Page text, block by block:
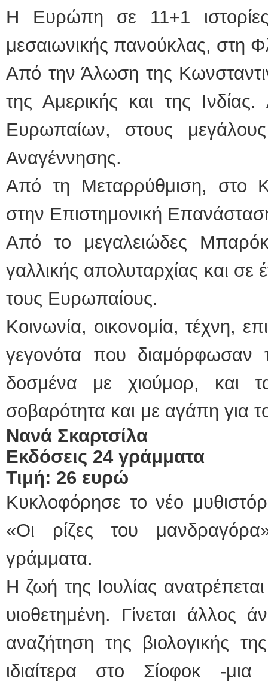
Η Ευρώπη σε 11+1
μεσαιωνικής πανούκλας, στη
Από την Άλωση της
της Αμερικής και της
Ευρωπαίων, στους
Αναγέννησης.
Από τη Μεταρρύθμιση, στο
στην Επιστημονική
Από το μεγαλειώδες
γαλλικής απολυταρχίας και
τους Ευρωπαίους.
Κοινωνία, οικονομία, τέχνη,
γεγονότα που διαμόρφωσαν
δοσμένα με χιούμορ, και
σοβαρότητα και με αγάπη για
Νανά Σκαρτσίλα
Εκδόσεις 24 γράμματα
Τιμή: 26 ευρώ
Κυκλοφόρησε το νέο
«Οι ρίζες του
γράμματα.
Η ζωή της Ιουλίας ανατρέπεται
υιοθετημένη. Γίνεται άλλος
αναζήτηση της βιολογικής
ιδιαίτερα στο Σίοφοκ -